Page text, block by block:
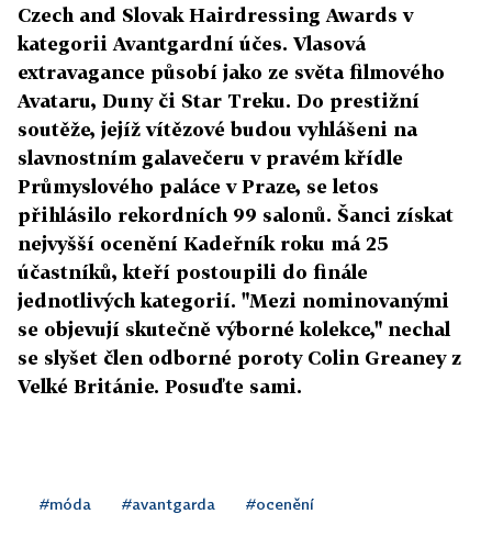
Czech and Slovak Hairdressing Awards v
kategorii Avantgardní účes. Vlasová
extravagance působí jako ze světa filmového
Avataru, Duny či Star Treku. Do prestižní
soutěže, jejíž vítězové budou vyhlášeni na
slavnostním galavečeru v pravém křídle
Průmyslového paláce v Praze, se letos
přihlásilo rekordních 99 salonů. Šanci získat
nejvyšší ocenění Kadeřník roku má 25
účastníků, kteří postoupili do finále
jednotlivých kategorií. "Mezi nominovanými
se objevují skutečně výborné kolekce," nechal
se slyšet člen odborné poroty Colin Greaney z
Velké Británie. Posuďte sami.
#móda #avantgarda #ocenění